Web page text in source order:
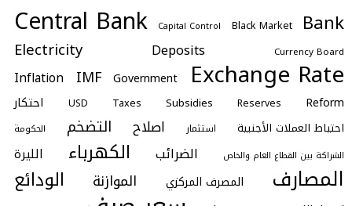
Bank
Black Market
Capital Control
Central Bank
Currency Board
Deposits
Electricity
Exchange Rate
Government
IMF
Inflation
Reform
Reserves
Subsidies
Taxes
USD احتكار
احتياط العملات الأجنبية استثمار اصلاح التضخم
الحكومة
الشراكة بين القطاع العام والخاص
الضرائب الكهرباء الليرة
المصارف المصرف المركزي الموازنة الودائع